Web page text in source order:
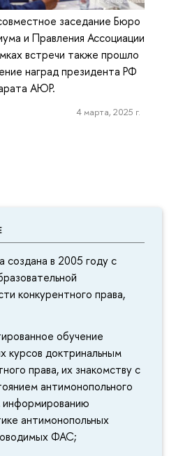
создана в 2005 году с
конкурентного права,
обучение
курсов доктринальным
права, их знакомству с
антимонопольного
информированию
антимонопольных
ФАС;
заседание Бюро
и Правления Ассоциации
встречи также прошло
наград президента РФ
АЮР.
4 марта, 2025 г.